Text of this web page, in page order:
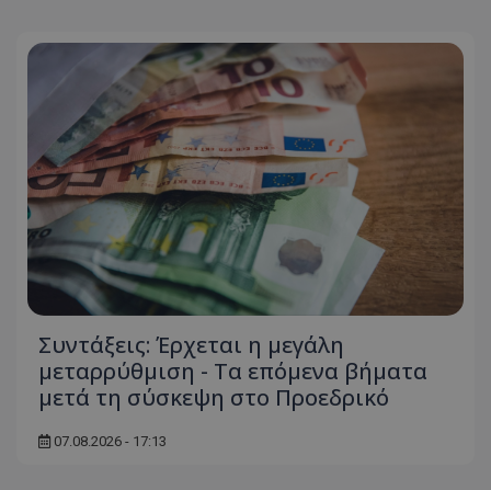
Συντάξεις: Έρχεται η μεγάλη
μεταρρύθμιση - Τα επόμενα βήματα
μετά τη σύσκεψη στο Προεδρικό
07.08.2026 - 17:13